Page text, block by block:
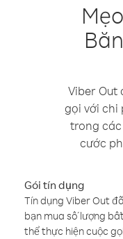
Viber Out
gọi với chi
trong
cước
Gói tín dụng
Tín dụng Viber Out
bạn mua số lượng
thể thực hiện cuộc